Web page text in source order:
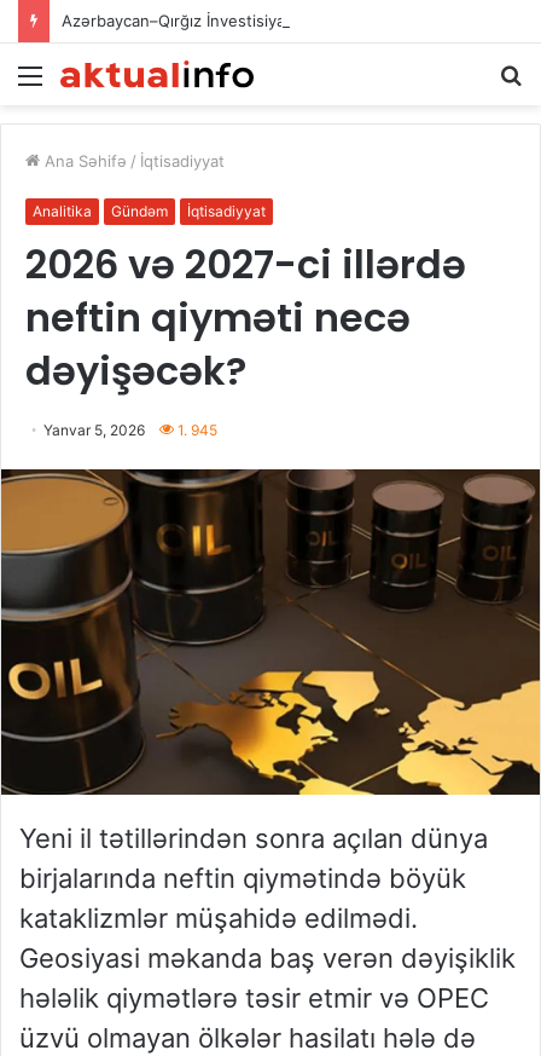
Menu
Ana Səhifə / İqtisadiyyat
Analitika Gündəm İqtisadiyyat
2026 və 2027-ci illərdə
neftin qiyməti necə
dəyişəcək?
Yanvar 5, 2026 1. 945
Yeni il tətillərindən sonra açılan dünya
birjalarında neftin qiymətində böyük
kataklizmlər müşahidə edilmədi.
Geosiyasi məkanda baş verən dəyişiklik
hələlik qiymətlərə təsir etmir və OPEC
üzvü olmayan ölkələr hasilatı hələ də